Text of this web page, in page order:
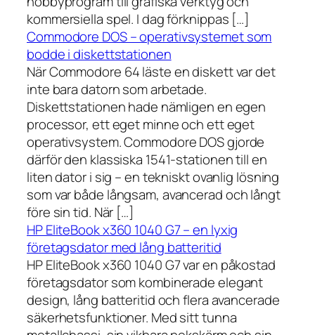
kommersiella spel. I dag förknippas […]
Commodore DOS – operativsystemet som
bodde i diskettstationen
När Commodore 64 läste en diskett var det
inte bara datorn som arbetade.
Diskettstationen hade nämligen en egen
processor, ett eget minne och ett eget
operativsystem. Commodore DOS gjorde
därför den klassiska 1541-stationen till en
liten dator i sig – en tekniskt ovanlig lösning
som var både långsam, avancerad och långt
före sin tid. När […]
HP EliteBook x360 1040 G7 – en lyxig
företagsdator med lång batteritid
HP EliteBook x360 1040 G7 var en påkostad
företagsdator som kombinerade elegant
design, lång batteritid och flera avancerade
säkerhetsfunktioner. Med sitt tunna